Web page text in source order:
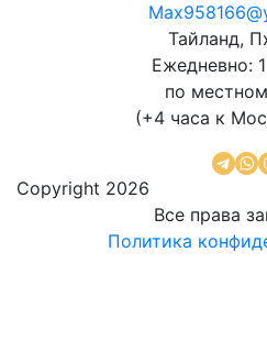
Тайланд,
Ежедневно:
по
(+4 часа к
Copyright 2026
Все права
Политика